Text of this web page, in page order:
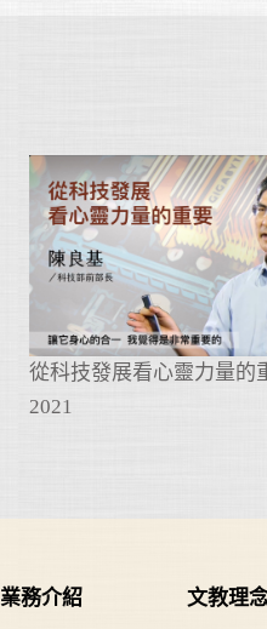
從科技發展看心靈力量的
2021
業務介紹 文教理